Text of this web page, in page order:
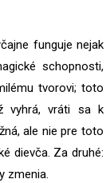
funguje nejak
schopnosti,
tvorovi; toto
vyhrá, vráti sa k
ale nie pre toto
dievča. Za druhé:
zmenia.